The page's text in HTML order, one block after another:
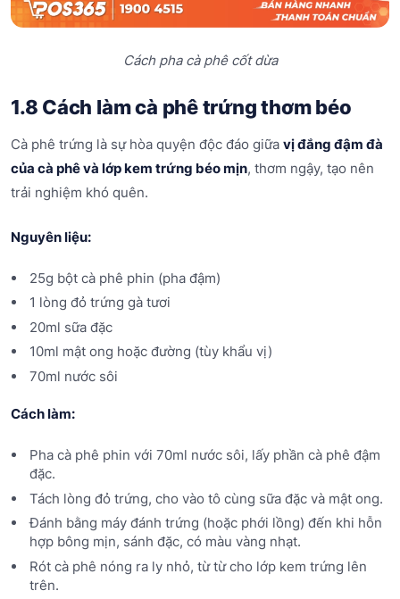
Cách pha cà phê cốt dừa
1.8 Cách làm cà phê trứng thơm béo
Cà phê trứng là sự hòa quyện độc đáo giữa vị đắng đậm đà
của cà phê và lớp kem trứng béo mịn, thơm ngậy, tạo nên
trải nghiệm khó quên.
Nguyên liệu:
25g bột cà phê phin (pha đậm)
1 lòng đỏ trứng gà tươi
20ml sữa đặc
10ml mật ong hoặc đường (tùy khẩu vị)
70ml nước sôi
Cách làm:
Pha cà phê phin với 70ml nước sôi, lấy phần cà phê đậm
đặc.
Tách lòng đỏ trứng, cho vào tô cùng sữa đặc và mật ong.
Đánh bằng máy đánh trứng (hoặc phới lồng) đến khi hỗn
hợp bông mịn, sánh đặc, có màu vàng nhạt.
Rót cà phê nóng ra ly nhỏ, từ từ cho lớp kem trứng lên
trên.